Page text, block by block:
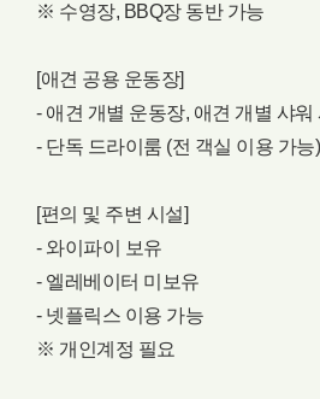
※ 수영장, BBQ장 동반 가능
[애견 공용 운동장]
- 애견 개별 운동장, 애견 개별 샤
- 단독 드라이룸 (전 객실 이용 가능)
[편의 및 주변 시설]
- 와이파이 보유
- 엘레베이터 미보유
- 넷플릭스 이용 가능
※ 개인계정 필요